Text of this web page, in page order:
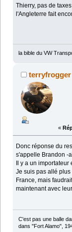
Thierry, pas de
l'Angleterre fait
la bible du VW
terryfrogger
«
Donc réponse du
s'appelle Brandon -
Il y a un
Je suis pas allé
France, mais
maintenant avec
C'est pas une balle
dans "Fort Alamo",